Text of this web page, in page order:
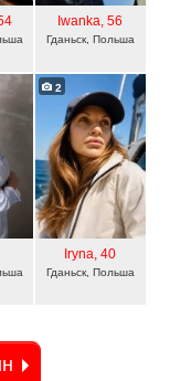
Iwanka, 56
Гданьск, Польша
2
Iryna, 40
Гданьск, Польша